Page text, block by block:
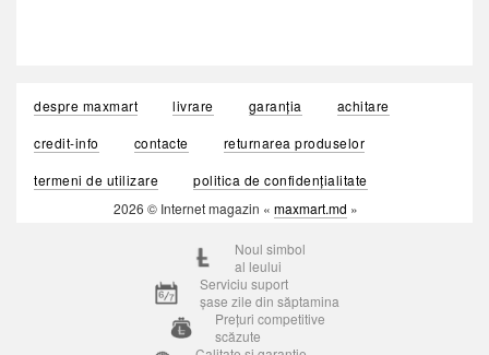
despre maxmart livrare garanția
achitare
credit-info
contacte
returnarea produselor
termeni de utilizare
politica de confidențialitate
2026 © Internet magazin « maxmart.md »
Noul simbol
al leului
Serviciu suport
șase zile din săptamina
Prețuri competitive
scăzute